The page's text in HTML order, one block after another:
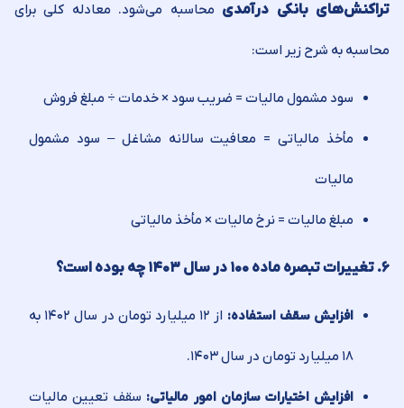
تراکنش‌های بانکی درآمدی محاسبه می‌شود. معادله کلی برای
محاسبه به شرح زیر است:
سود مشمول مالیات = ضریب سود × خدمات ÷ مبلغ فروش
مأخذ مالیاتی = معافیت سالانه مشاغل – سود مشمول
مالیات
مبلغ مالیات = نرخ مالیات × مأخذ مالیاتی
۶. تغییرات تبصره ماده ۱۰۰ در سال ۱۴۰۳ چه بوده است؟
افزایش سقف استفاده: از ۱۲ میلیارد تومان در سال ۱۴۰۲ به
۱۸ میلیارد تومان در سال ۱۴۰۳.
افزایش اختیارات سازمان امور مالیاتی: سقف تعیین مالیات